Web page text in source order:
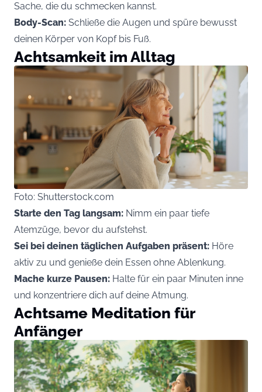
Sache, die du schmecken kannst.
Body-Scan: Schließe die Augen und spüre bewusst
deinen Körper von Kopf bis Fuß.
Achtsamkeit im Alltag
Foto: Shutterstock.com
Starte den Tag langsam: Nimm ein paar tiefe
Atemzüge, bevor du aufstehst.
Sei bei deinen täglichen Aufgaben präsent: Höre
aktiv zu und genieße dein Essen ohne Ablenkung.
Mache kurze Pausen: Halte für ein paar Minuten inne
und konzentriere dich auf deine Atmung.
Achtsame Meditation für
Anfänger